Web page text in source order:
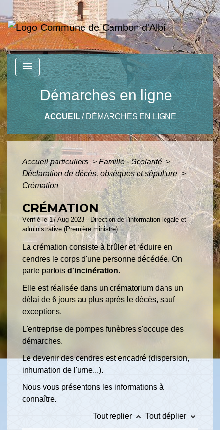
menu
Démarches en ligne
ACCUEIL/ DÉMARCHES EN LIGNE
Accueil particuliers > Famille - Scolarité>
Déclaration de décès, obsèques et sépulture>
Crémation
CRÉMATION
Vérifié le 17 Aug 2023 - Direction de l'information légale et
administrative (Première ministre)
La crémation consiste à brûler et réduire en
cendres le corps d'une personne décédée. On
parle parfois d'incinération.
Elle est réalisée dans un crématorium dans un
délai de 6 jours au plus après le décès, sauf
exceptions.
L'entreprise de pompes funèbres s'occupe des
démarches.
Le devenir des cendres est encadré (dispersion,
inhumation de l'urne...).
Nous vous présentons les informations à
connaître.
Tout replier keyboard_arrow_up Tout déplier keyboard_arrow_down